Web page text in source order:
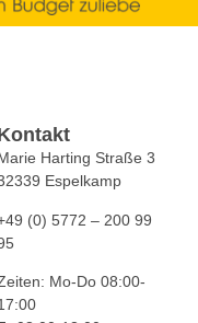
Harting Straße 3
Espelkamp
(0) 5772 – 200 99
Mo-Do 08:00-